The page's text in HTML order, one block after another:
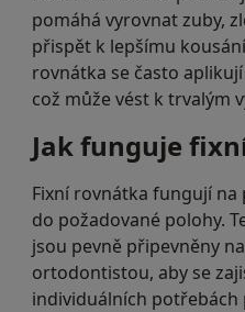
pomáhá vyrovnat zuby,
přispět k lepšímu
rovnátka se často
což může vést k trvalým
Jak funguje
Fixní rovnátka fungují
do požadované polohy.
jsou pevně připevněny
ortodontistou, aby se
individuálních